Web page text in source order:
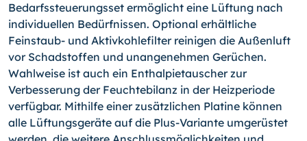
Bedarfssteuerungsset ermöglicht eine Lüftung nach
individuellen Bedürfnissen. Optional erhältliche
Feinstaub- und Aktivkohlefilter reinigen die Außenluft
vor Schadstoffen und unangenehmen Gerüchen.
Wahlweise ist auch ein Enthalpietauscher zur
Verbesserung der Feuchtebilanz in der Heizperiode
verfügbar. Mithilfe einer zusätzlichen Platine können
alle Lüftungsgeräte auf die Plus-Variante umgerüstet